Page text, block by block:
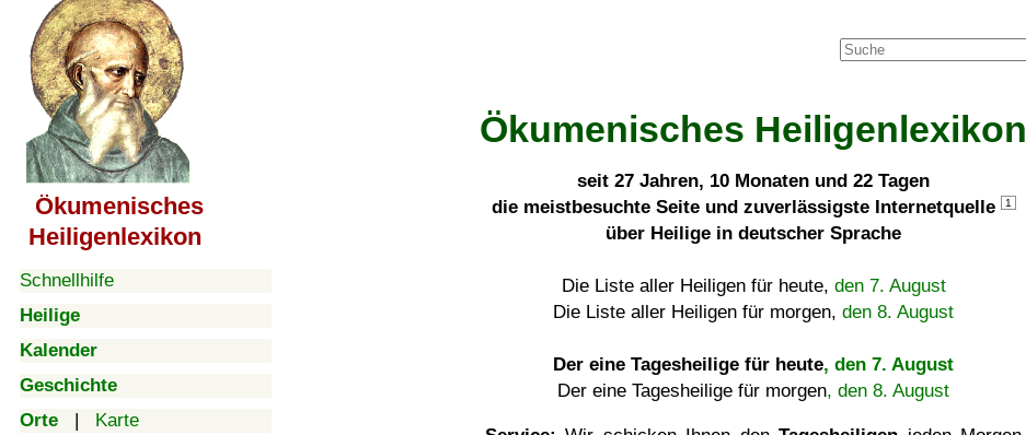
Ökumenisches
Heiligenlexikon
Schnellhilfe
Heilige
Kalender
Geschichte
Orte | Karte
Ökumenisches Heiligenlexikon
seit 27 Jahren, 10 Monaten und 22 Tagen
die meistbesuchte Seite und zuverlässigste Internetquelle
1
über Heilige in deutscher Sprache
Die Liste aller Heiligen für heute, den 7. August
Die Liste aller Heiligen für morgen, den 8. August
Der eine Tagesheilige für heute, den 7. August
Der eine Tagesheilige für morgen, den 8. August